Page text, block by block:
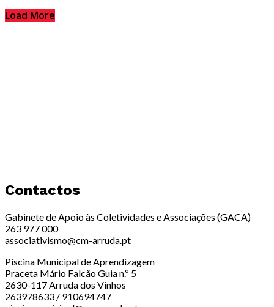
Load More
Contactos
Gabinete de Apoio às Coletividades e Associações (GACA)
263 977 000
associativismo@cm-arruda.pt
Piscina Municipal de Aprendizagem
Praceta Mário Falcão Guia n.º 5
2630-117 Arruda dos Vinhos
263978633 / 910694747